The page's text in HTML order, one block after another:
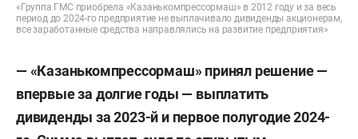
«Группа ГМС приобрела «Казанькомпрессормаш» в 2012 году и за весь
период до 2024-го предприятие не выплачивало дивиденды акционерам,
все заработанные средства направлялись на развитие предприятия»
— «Казанькомпрессормаш» принял решение —
впервые за долгие годы — выплатить
дивиденды за 2023-й и первое полугодие 2024-